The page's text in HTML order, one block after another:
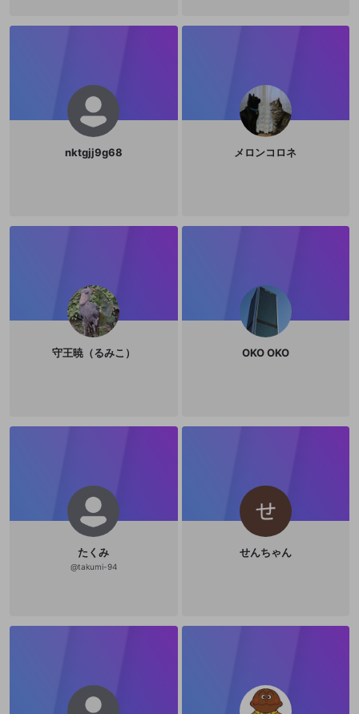
nktgjj9g68 メロンコロネ
守王暁（るみこ） OKO OKO
たくみ
@takumi-94
せんちゃん